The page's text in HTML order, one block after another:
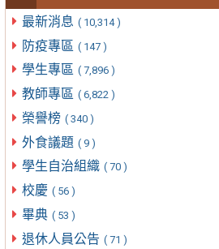
最新消息 ( 10,314 )
防疫專區 ( 147 )
學生專區 ( 7,896 )
教師專區 ( 6,822 )
榮譽榜 ( 340 )
外食議題 ( 9 )
學生自治組織 ( 70 )
校慶 ( 56 )
畢典 ( 53 )
退休人員公告 ( 71 )